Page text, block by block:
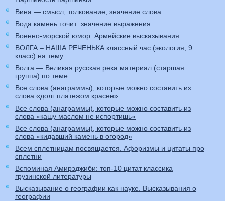
Вина — смысл, толкование, значение слова:
Вода камень точит: значение выражения
Военно-морской юмор. Армейские высказывания
ВОЛГА – НАША РЕЧЕНЬКА классный час (экология, 9
класс) на тему
Волга — Великая русская река материал (старшая
группа) по теме
Все слова (анаграммы), которые можно составить из
слова «долг платежом красен»
Все слова (анаграммы), которые можно составить из
слова «кашу маслом не испортишь»
Все слова (анаграммы), которые можно составить из
слова «кидавший камень в огород»
Всем сплетницам посвящается. Афоризмы и цитаты про
сплетни
Вспоминая Амирэджиби: топ-10 цитат классика
грузинской литературы
Высказывание о географии как науке. Высказывания о
географии